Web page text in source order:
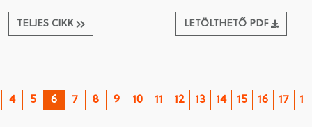
TELJES CIKK LETÖLTHETŐ PDF
4 5 6 7 8 9 10 11 12 13 14 15 16 17 18